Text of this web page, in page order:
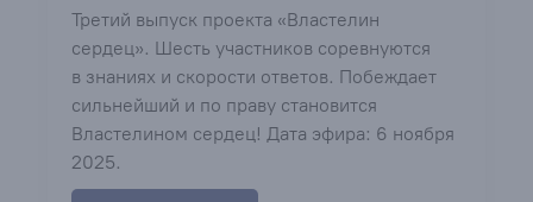
Третий выпуск проекта «Властелин
сердец». Шесть участников соревнуются
в знаниях и скорости ответов. Побеждает
сильнейший и по праву становится
Властелином сердец! Дата эфира: 6 ноября
2025.